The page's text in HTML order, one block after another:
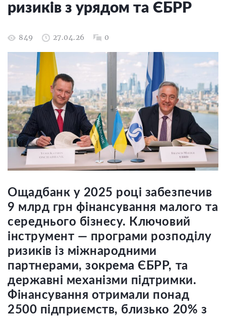
ризиків з урядом та ЄБРР
849 27.04.26 0
Ощадбанк у 2025 році забезпечив
9 млрд грн фінансування малого та
середнього бізнесу. Ключовий
інструмент — програми розподілу
ризиків із міжнародними
партнерами, зокрема ЄБРР, та
державні механізми підтримки.
Фінансування отримали понад
2500 підприємств, близько 20% з